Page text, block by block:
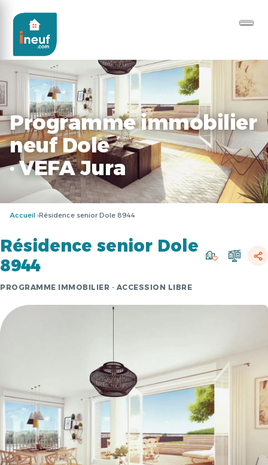
Programme immobilier
neuf Dole
· VEFA Jura
Accueil Résidence senior Dole 8944
Résidence senior Dole
8944
PROGRAMME IMMOBILIER · ACCESSION LIBRE